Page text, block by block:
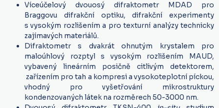
Víceúčelový dvouosý difraktometr MDAD pro
Braggovu difrakční optiku, difrakční experimenty
s vysokým rozlišením a pro texturní analýzy technicky
zajímavých materiálů.
Difraktometr s dvakrát ohnutým krystalem pro
maloúhlový rozptyl s vysokým rozlišením MAUD,
vybavený lineárním posičně citlivým detektorem,
zařízením pro tah a kompresi a vysokoteplotní píckou,
vhodný pro vyšetřování mikrostruktury
kondenzovaných látek na rozměrech 50-3000 nm.